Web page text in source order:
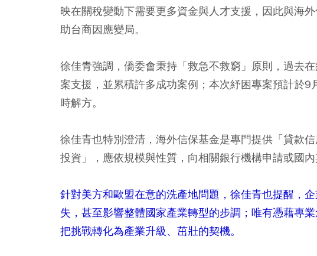
映在關稅變動下需要更多資金與人才支援，因此與海
助台商因應變局。
徐佳青強調，僑委會秉持「救急不救窮」原則，過去
案支援，並累積許多成功案例；本次紓困專案預計於
時解方。
徐佳青也特別澄清，海外信保基金是專門提供「貸款
投資」，應依規模與性質，向相關銀行機構申請或國內
針對美方和歐盟在意的洗產地問題，徐佳青也提醒，
失，甚至影響整體國家產業轉型的步調；唯有憑藉專
把挑戰轉化為產業升級、茁壯的契機。